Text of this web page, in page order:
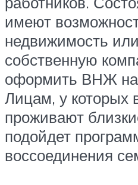
имеют
недвижимость
собственную
оформить ВНЖ на
Лицам, у которых
проживают
подойдет
воссоединения